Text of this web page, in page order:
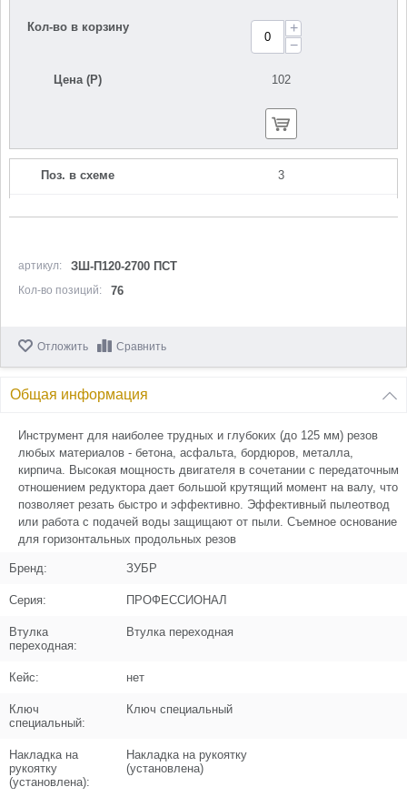
Кол-во в корзину
+
−
Цена (Р) 102
Поз. в схеме 3
Кол-во по схеме
Кол-во в корзину
Цена (Р)
Поз. в схеме 5
Название
Кольцо проставочное D25.4хd20
N000-042-142
Кол-во по схеме
Кол-во в корзину
N000-042-143
Кол-во по схеме
артикул: ЗШ-П120-2700 ПСТ
Кол-во позиций: 76
Отложить Сравнить
Общая информация
Инструмент для наиболее трудных и глубоких (до 125 мм) резов
любых материалов - бетона, асфальта, бордюров, металла,
кирпича. Высокая мощность двигателя в сочетании с передаточным
отношением редуктора дает большой крутящий момент на валу, что
позволяет резать быстро и эффективно. Эффективный пылеотвод
или работа с подачей воды защищают от пыли. Съемное основание
для горизонтальных продольных резов
Бренд: ЗУБР
Серия: ПРОФЕССИОНАЛ
Втулка
переходная:
Втулка переходная
Кейс: нет
Ключ
специальный:
Ключ специальный
Накладка на
рукоятку
(установлена):
Накладка на рукоятку
(установлена)